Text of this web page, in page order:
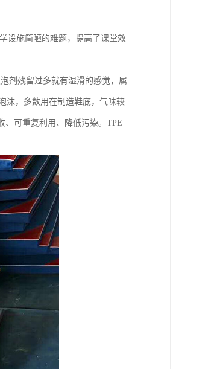
设施简陋的难题，提高了课堂效
剂残留过多就有湿滑的感觉，属
沫，多数用在制造鞋底，气味较
、可重复利用、降低污染。TPE